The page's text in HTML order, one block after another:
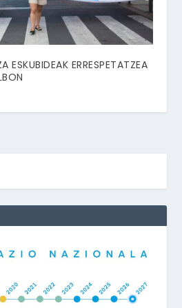
ESKUBIDEAK ERRESPETATZEA